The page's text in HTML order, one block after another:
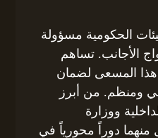
الحكومية مسؤولة
الأجانب. تساهم
المسعى لضمان
ومنظم. من أبرز
ووزارة
دوراً محورياً في